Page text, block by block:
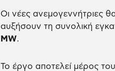
Οι νέες ανεμογεννήτριες
αυξήσουν τη συνολική
MW.
Το έργο αποτελεί μέρος